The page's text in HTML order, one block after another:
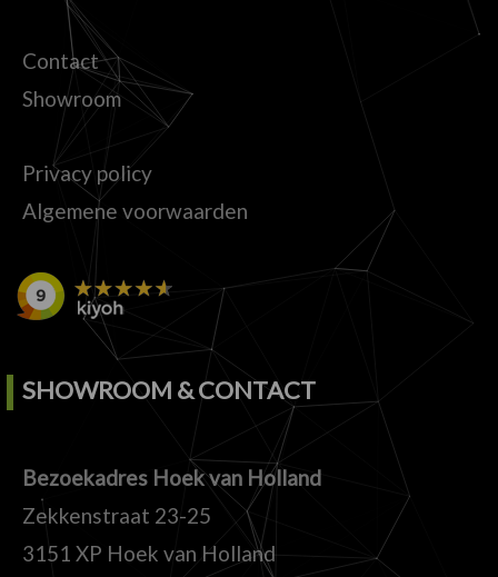
Contact
Showroom
Privacy policy
Algemene voorwaarden
SHOWROOM & CONTACT
Bezoekadres Hoek van Holland
Zekkenstraat 23-25
3151 XP Hoek van Holland